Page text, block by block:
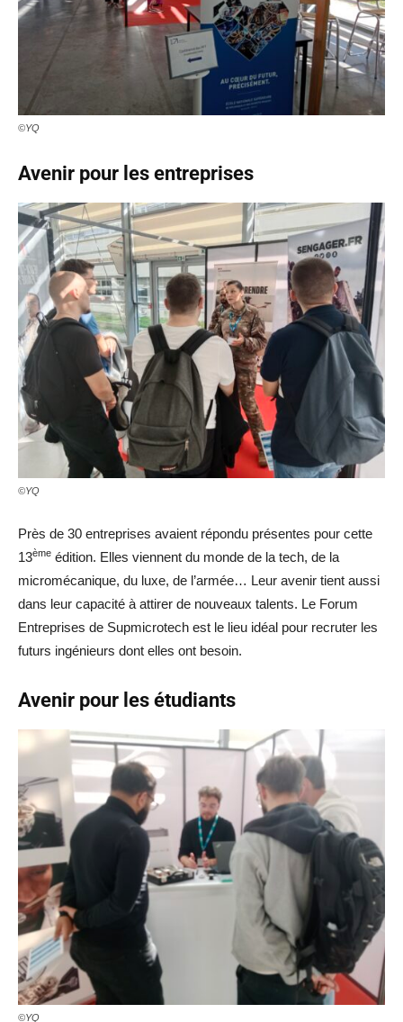
©YQ
Avenir pour les entreprises
©YQ
Près de 30 entreprises avaient répondu présentes pour cette
13ème édition. Elles viennent du monde de la tech, de la
micromécanique, du luxe, de l’armée… Leur avenir tient aussi
dans leur capacité à attirer de nouveaux talents. Le Forum
Entreprises de Supmicrotech est le lieu idéal pour recruter les
futurs ingénieurs dont elles ont besoin.
Avenir pour les étudiants
©YQ